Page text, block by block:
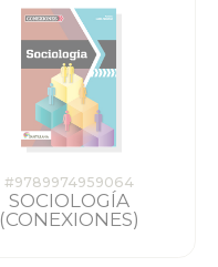
#9789974959064
SOCIOLOGÍA
(CONEXIONES)